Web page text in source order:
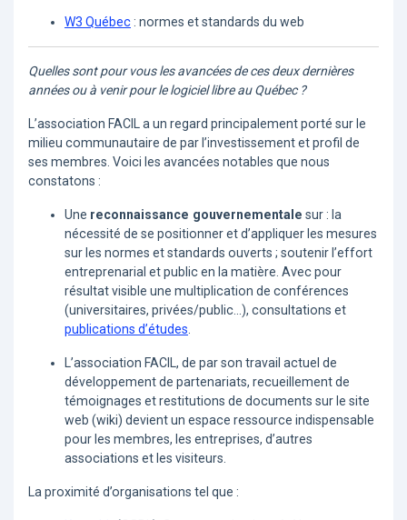
W3 Québec : normes et standards du web
Quelles sont pour vous les avancées de ces deux dernières
années ou à venir pour le logiciel libre au Québec ?
L’association FACIL a un regard principalement porté sur le
milieu communautaire de par l’investissement et profil de
ses membres. Voici les avancées notables que nous
constatons :
Une reconnaissance gouvernementale sur : la
nécessité de se positionner et d’appliquer les mesures
sur les normes et standards ouverts ; soutenir l’effort
entreprenarial et public en la matière. Avec pour
résultat visible une multiplication de conférences
(universitaires, privées/public...), consultations et
publications d’études.
L’association FACIL, de par son travail actuel de
développement de partenariats, recueillement de
témoignages et restitutions de documents sur le site
web (wiki) devient un espace ressource indispensable
pour les membres, les entreprises, d’autres
associations et les visiteurs.
La proximité d’organisations tel que :